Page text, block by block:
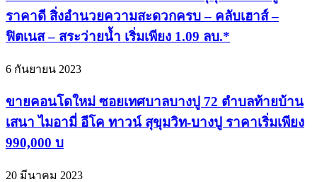
ราคาดี สิ่งอำนวยความสะดวกครบ – คลับเฮาส์ –
ฟิตเนส – สระว่ายน้ำ เริ่มเพียง 1.09 ลบ.*
6 กันยายน 2023
ขายคอนโดใหม่ ซอยเทศบาลบางปู 72 ตำบลท้ายบ้าน
เสนา ไมอามี่ อีโค ทาวน์ สุขุมวิท-บางปู ราคาเริ่มเพียง
990,000 บ
20 มีนาคม 2023